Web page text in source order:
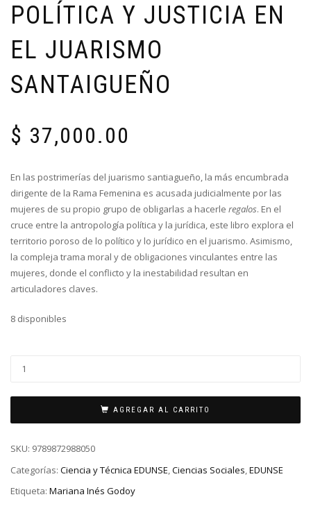
POLÍTICA Y JUSTICIA EN
EL JUARISMO
SANTAIGUEÑO
$ 37,000.00
En las postrimerías del juarismo santiagueño, la más encumbrada
dirigente de la Rama Femenina es acusada judicialmente por las
mujeres de su propio grupo de obligarlas a hacerle regalos. En el
cruce entre la antropología política y la jurídica, este libro explora el
territorio poroso de lo político y lo jurídico en el juarismo. Asimismo,
la compleja trama moral y de obligaciones vinculantes entre las
mujeres, donde el conflicto y la inestabilidad resultan en
articuladores claves.
8 disponibles
AGREGAR AL CARRITO
SKU: 9789872988050
Categorías: Ciencia y Técnica EDUNSE,Ciencias Sociales,EDUNSE
Etiqueta: Mariana Inés Godoy